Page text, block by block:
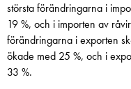
största förändringarna i
19 %, och i importen av
förändringarna i exporten
ökade med 25 %, och i
33 %.